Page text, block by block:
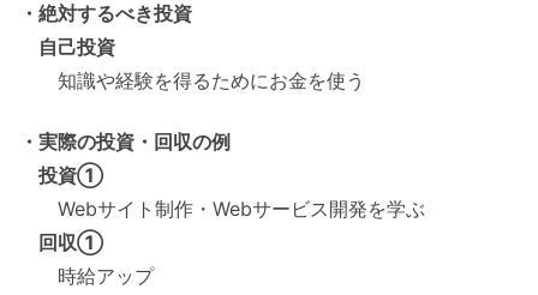
・絶対するべき投資
自己投資
知識や経験を得るためにお金を使う
・実際の投資・回収の例
投資①
Webサイト制作・Webサービス開発を学ぶ
回収①
時給アップ